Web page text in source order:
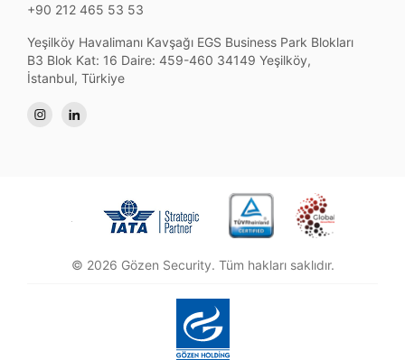
+90 212 465 53 53
Yeşilköy Havalimanı Kavşağı EGS Business Park Blokları
B3 Blok Kat: 16 Daire: 459-460 34149 Yeşilköy,
İstanbul, Türkiye
© 2026 Gözen Security. Tüm hakları saklıdır.